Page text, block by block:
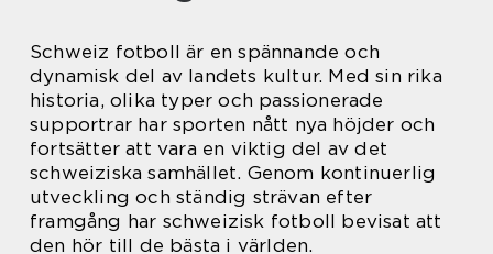
Schweiz fotboll är en spännande och
dynamisk del av landets kultur. Med sin rika
historia, olika typer och passionerade
supportrar har sporten nått nya höjder och
fortsätter att vara en viktig del av det
schweiziska samhället. Genom kontinuerlig
utveckling och ständig strävan efter
framgång har schweizisk fotboll bevisat att
den hör till de bästa i världen.